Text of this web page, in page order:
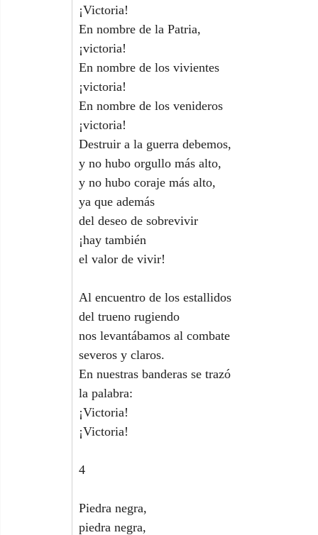
¡Victoria!
En nombre de la Patria,
¡victoria!
En nombre de los vivientes
¡victoria!
En nombre de los venideros
¡victoria!
Destruir a la guerra debemos,
y no hubo orgullo más alto,
y no hubo coraje más alto,
ya que además
del deseo de sobrevivir
¡hay también
el valor de vivir!
Al encuentro de los estallidos
del trueno rugiendo
nos levantábamos al combate
severos y claros.
En nuestras banderas se trazó
la palabra:
¡Victoria!
¡Victoria!
4
Piedra negra,
piedra negra,